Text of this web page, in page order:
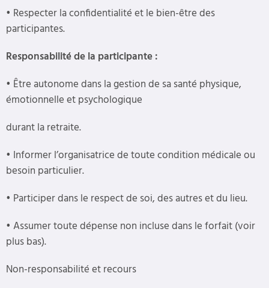
• Respecter la confidentialité et le bien-être des
participantes.
Responsabilité de la participante :
• Être autonome dans la gestion de sa santé physique,
émotionnelle et psychologique
durant la retraite.
• Informer l’organisatrice de toute condition médicale ou
besoin particulier.
• Participer dans le respect de soi, des autres et du lieu.
• Assumer toute dépense non incluse dans le forfait (voir
plus bas).
Non-responsabilité et recours